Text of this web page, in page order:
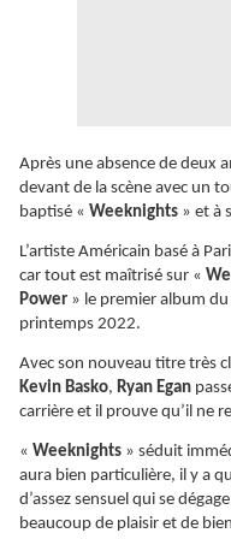
Après une absence de deux
devant de la scène avec un
baptisé « Weeknights » et à
L’artiste Américain basé à
car tout est maîtrisé sur «
Power » le premier album
printemps 2022.
Avec son nouveau titre très
Kevin Basko, Ryan Egan
carrière et il prouve qu’il ne
« Weeknights » séduit
aura bien particulière, il y a
d’assez sensuel qui se
beaucoup de plaisir et de